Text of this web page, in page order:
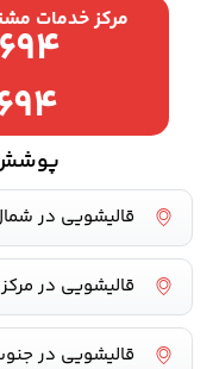
مرکز خدمات
قالیشویی در
قالیشویی در
قالیشویی در